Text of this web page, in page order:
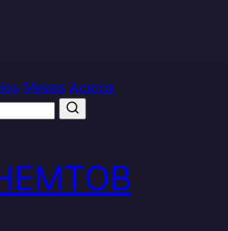
Meses Acerca